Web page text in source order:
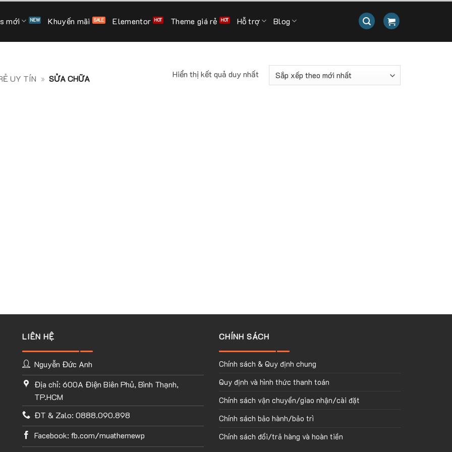
mới Khuyến mãi Elementor Theme giá rẻ Hỗ trợ Blog
UY TÍN » SỬA CHỮA
Hiển thị kết quả duy nhất
LIÊN HỆ
Nguyễn Đức Anh
Địa chỉ: 600A Điện Biên Phủ, Bình Thạnh,
TP.HCM
ĐT & Zalo: 0888.090.898
Facebook: fb.com/muathemewp
CHÍNH SÁCH
Chính sách & Quy định chung
Quy định và hình thức thanh toán
Chính sách vận chuyển/giao nhận/cài đặt
Chính sách bảo hành/bảo trì
Chính sách đổi/trả hàng và hoàn tiền